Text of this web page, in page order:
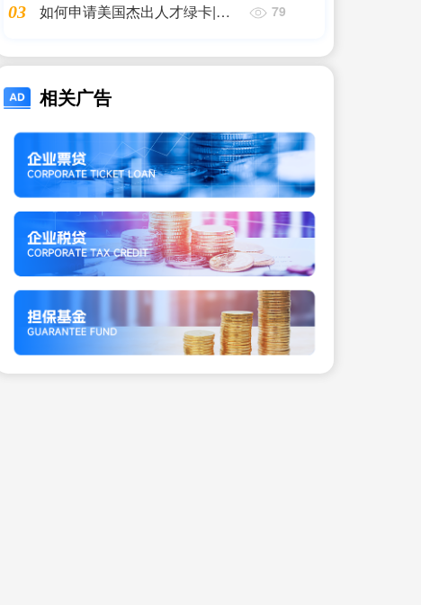
受..._香港移民
03
如何申请美国杰出人才绿卡|移
79
相关广告